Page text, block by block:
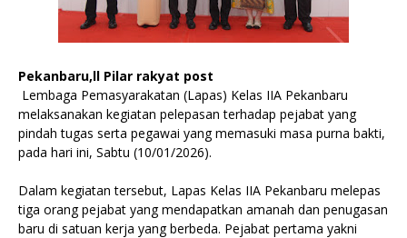
Pekanbaru,ll Pilar rakyat post
Lembaga Pemasyarakatan (Lapas) Kelas IIA Pekanbaru
melaksanakan kegiatan pelepasan terhadap pejabat yang
pindah tugas serta pegawai yang memasuki masa purna bakti,
pada hari ini, Sabtu (10/01/2026).
Dalam kegiatan tersebut, Lapas Kelas IIA Pekanbaru melepas
tiga orang pejabat yang mendapatkan amanah dan penugasan
baru di satuan kerja yang berbeda. Pejabat pertama yakni